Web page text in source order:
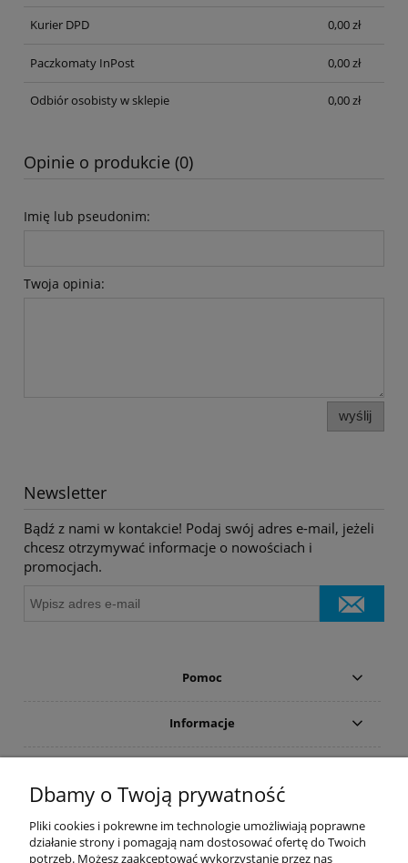
Kurier DPD 0,00 zł
Paczkomaty InPost 0,00 zł
Odbiór osobisty w sklepie 0,00 zł
Opinie o produkcie (0)
Imię lub pseudonim:
Twoja opinia:
wyślij
Newsletter
Bądź z nami w kontakcie! Podaj swój adres e-mail, jeżeli
chcesz otrzymywać informacje o nowościach i
promocjach.
Pomoc
Informacje
PRODUCENCI
Dbamy o Twoją prywatność
Pliki cookies i pokrewne im technologie umożliwiają poprawne
działanie strony i pomagają nam dostosować ofertę do Twoich
potrzeb. Możesz zaakceptować wykorzystanie przez nas